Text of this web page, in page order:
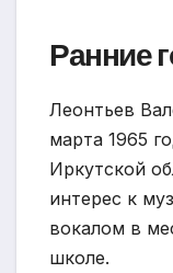
Ранние
Леонтьев
марта 1965
Иркутской
интерес к
вокалом в
школе.